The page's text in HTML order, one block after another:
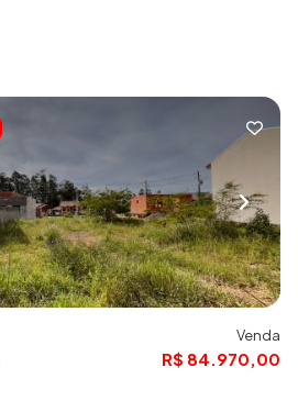
Venda
R$ 84.970,00